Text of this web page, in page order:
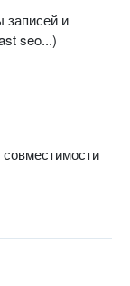
записей и
seo...)